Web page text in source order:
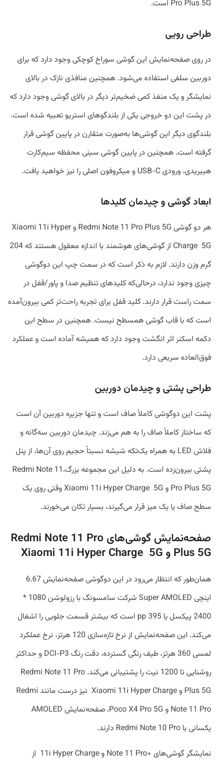
Pro Plus 5G است.
طراحی رویی
در روی صفحه‌نمایش این گوشی سوراخ کوچکی وجود دارد که برای
دوربین سلفی استفاده می‌شود. همچنین منافذی نازک در بالای
نمایشگر و یک منفذ کمی ضخیم‌تر دیگر در بالای گوشی وجود دارد که
در پشت این دو خروجی یکی از بلندگوهای استریو تعبیه شده است.
بلندگوی دیگر این گوشی‌ها به‌صورت متقارن در پایین گوشی قرار
گرفته است. همچنین در پایین گوشی سینی محفظه سیم‌کارت
هیبریدی، ورودی USB-C و میکروفون اصلی را نیز خواهید یافت.
ابعاد گوشی و چیدمان کلیدها
هر دو گوشی Redmi Note 11 Pro Plus 5G و Xiaomi 11i Hyper
Charge 5G از گوشی‌های هوشمند با اندازه معقول هستند که 204
گرم وزن دارند. لازم به ذکر است که در سمت چپ این دوگوشی
چیزی وجود ندارد، درحالی‌که کلیدهای تنظیم صدا و پاور/قفل در
سمت راست قرار دارند. کلید قفل برای تجربه راحت‌تر کمی بیرون‌آمده
است که با قاب گوشی همسطح نیست. همچنین در سطح این
دکمه اسکنر اثر انگشت وجود دارد که همیشه آماده است و عملکرد
فوق‌العاده سریعی دارد.
طراحی پشتی و چیدمان دوربین
پشت این دوگوشی کاملاً صاف است و تنها جزیره دوربین آن است
که ساختار کاملاً صاف را به هم می‌زند. چیدمان دوربین سه‌گانه و
فلاش LED به همراه یک‌تکه شیشه نسبتاً حجیم روی آن‌ها، از پنل
پشتی بیرون‌زده است. به دلیل این مجموعه بزرگ،Redmi Note 11
Pro Plus 5G و Xiaomi 11i Hyper Charge 5G وقتی روی یک
سطح صاف یا یک میز قرار می‌گیرند، بسیار تکان می‌خورند.
صفحه‌نمایش گوشی‌های Redmi Note 11 Pro
Plus 5G و Xiaomi 11i Hyper Charge 5G
همان‌طور که انتظار می‌رود در این دوگوشی صفحه‌نمایش 6.67
اینچی Super AMOLED شرکت سامسونگ با رزولوشن 1080 *
2400 پیکسل یا pp 395 است که بیشتر قسمت جلویی را اشغال
می‌کند. این صفحه‌نمایش از نرخ تازه‌سازی 120 هرتز، نرخ عملکرد
لمسی 360 هرتز، طیف رنگی گسترده، دقت رنگ DCI-P3 و حداکثر
روشنایی تا 1200 نیت را پشتیبانی می‌کند. Redmi Note 11 Pro
Plus 5G و Xiaomi 11i Hyper Charge نیز درست مانند Redmi
Note 11 Pro و Poco X4 Pro 5G، صفحه‌نمایش AMOLED
یکسانی با Redmi Note 10 Pro دارند.
نمایشگر گوشی‌های +Note 11 Pro و 11i Hyper Charge از